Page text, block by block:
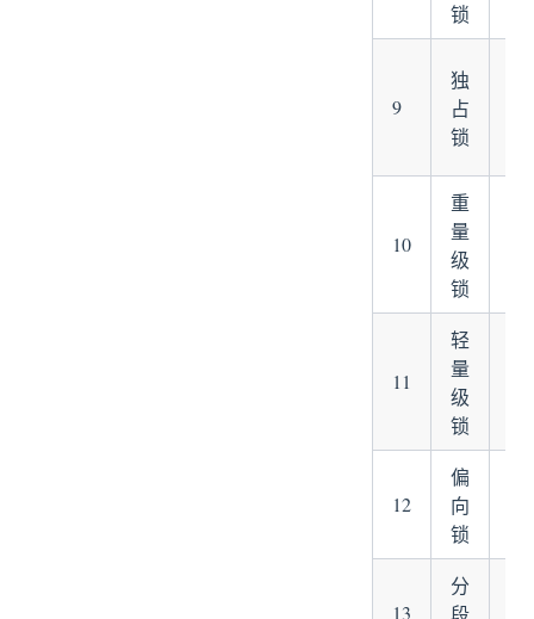
锁
9
独
占
锁
10
重
量
级
锁
11
轻
量
级
锁
12
偏
向
锁
13
分
段